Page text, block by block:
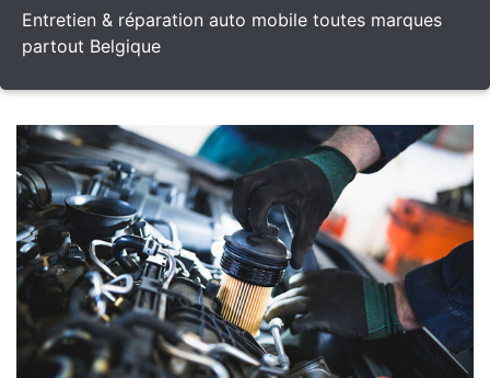
Entretien & réparation auto mobile toutes marques
partout Belgique